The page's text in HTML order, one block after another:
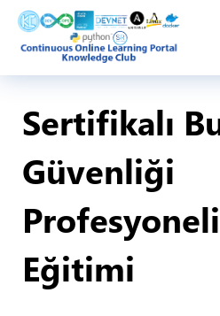
Sertifikalı
Güvenliği
Eğitimi